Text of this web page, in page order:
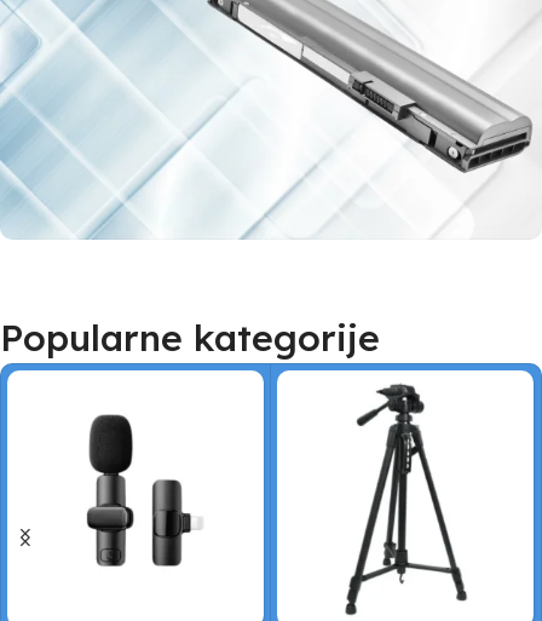
Za baš sve
modele
laptopova
Baterije za laptop
Popularne kategorije